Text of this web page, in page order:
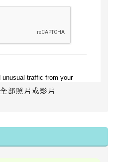
部照片或影片